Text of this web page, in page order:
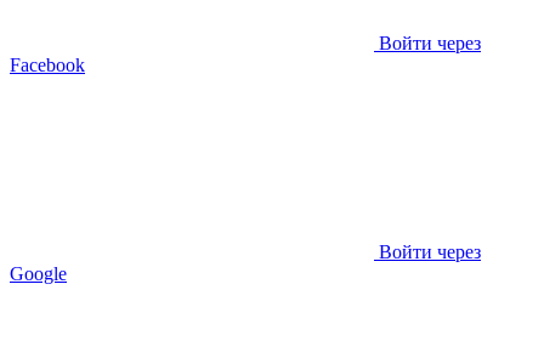
Войти через
Facebook
Войти через
Google